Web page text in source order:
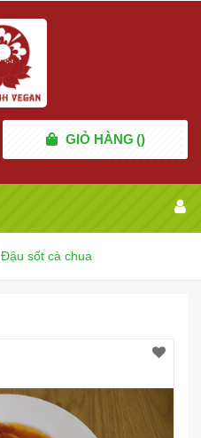
GIỎ HÀNG ()
Đậu sốt cà chua